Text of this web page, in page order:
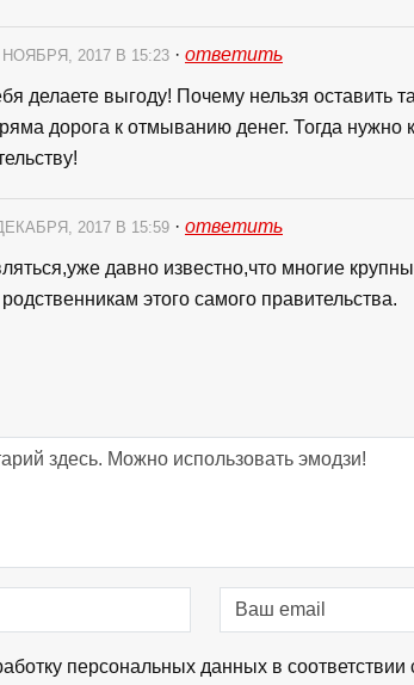
НОЯБРЯ, 2017 В 15:23 · ответить
делаете выгоду! Почему нельзя оставить
дорога к отмыванию денег. Тогда нужно
2017 В 15:59 · ответить
давно известно,что многие
этого самого правительства.
персональных данных в соответствии